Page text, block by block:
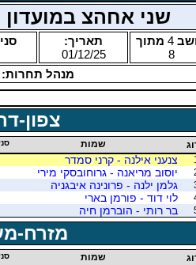
שני אחהצ
4 מתוך
8
תאריך:
01/12/25
מנהל תחרות:
צפון-
שמות
1
צנעני אילנה - קרני סמדר
יוסוב מריאנה - גרוחובסקי מירי
גלמן ילנה - פרונינה איבגניה
לוי דוד - פורמן בארי
בר רותי - הוברמן חיה
מזרח-
שמות